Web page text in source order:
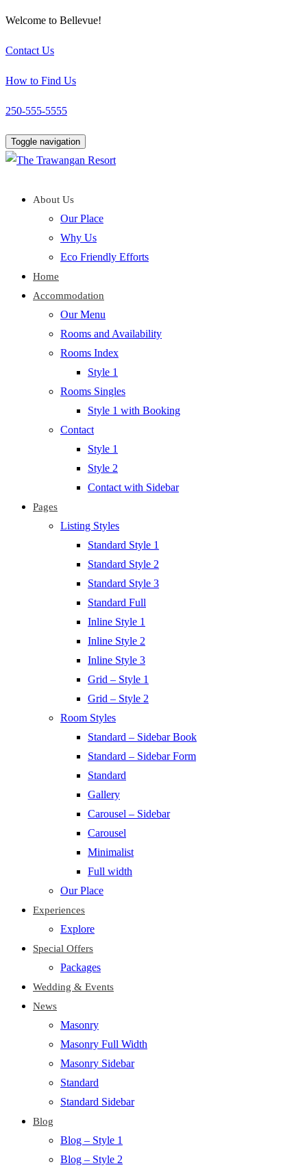
Welcome to Bellevue!
Contact Us
How to Find Us
250-555-5555
Toggle navigation
About Us
Our Place
Why Us
Eco Friendly Efforts
Home
Accommodation
Our Menu
Rooms and Availability
Rooms Index
Style 1
Rooms Singles
Style 1 with Booking
Contact
Style 1
Style 2
Contact with Sidebar
Pages
Listing Styles
Standard Style 1
Standard Style 2
Standard Style 3
Standard Full
Inline Style 1
Inline Style 2
Inline Style 3
Grid – Style 1
Grid – Style 2
Room Styles
Standard – Sidebar Book
Standard – Sidebar Form
Standard
Gallery
Carousel – Sidebar
Carousel
Minimalist
Full width
Our Place
Experiences
Explore
Special Offers
Packages
Wedding & Events
News
Masonry
Masonry Full Width
Masonry Sidebar
Standard
Standard Sidebar
Blog
Blog – Style 1
Blog – Style 2